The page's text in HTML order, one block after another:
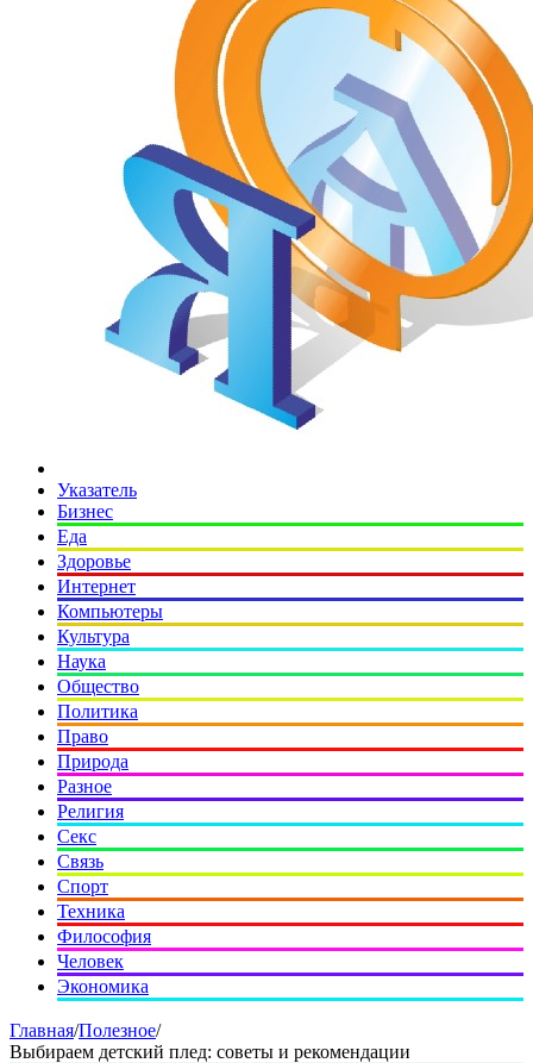
Указатель
Бизнес
Еда
Здоровье
Интернет
Компьютеры
Культура
Наука
Общество
Политика
Право
Природа
Разное
Религия
Секс
Связь
Спорт
Техника
Философия
Человек
Экономика
Главная/Полезное/
Выбираем детский плед: советы и рекомендации